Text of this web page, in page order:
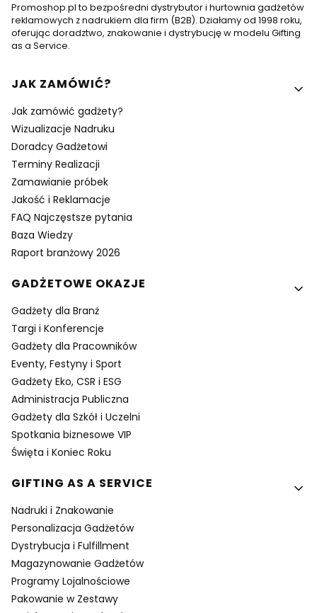
Promoshop.pl to bezpośredni dystrybutor i hurtownia gadżetów
reklamowych z nadrukiem dla firm (B2B). Działamy od 1998 roku,
oferując doradztwo, znakowanie i dystrybucję w modelu Gifting
as a Service.
Linki w stopce
JAK ZAMÓWIĆ?
Jak zamówić gadżety?
Wizualizacje Nadruku
Doradcy Gadżetowi
Terminy Realizacji
Zamawianie próbek
Jakość i Reklamacje
FAQ Najczęstsze pytania
Baza Wiedzy
Raport branżowy 2026
GADŻETOWE OKAZJE
Gadżety dla Branż
Targi i Konferencje
Gadżety dla Pracowników
Eventy, Festyny i Sport
Gadżety Eko, CSR i ESG
Administracja Publiczna
Gadżety dla Szkół i Uczelni
Spotkania biznesowe VIP
Święta i Koniec Roku
GIFTING AS A SERVICE
Nadruki i Znakowanie
Personalizacja Gadżetów
Dystrybucja i Fulfillment
Magazynowanie Gadżetów
Programy Lojalnościowe
Pakowanie w Zestawy